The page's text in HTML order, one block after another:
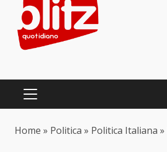
content
PRIMARY
Home » Politica » Politica Italiana »